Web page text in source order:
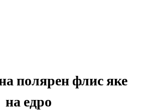
полярен флис яке
на едро